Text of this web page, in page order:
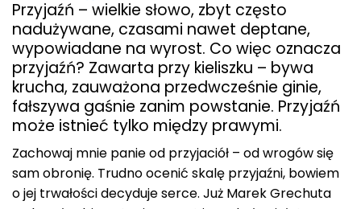
Przyjaźń – wielkie słowo, zbyt często
nadużywane, czasami nawet deptane,
wypowiadane na wyrost. Co więc oznacza
przyjaźń? Zawarta przy kieliszku – bywa
krucha, zauważona przedwcześnie ginie,
fałszywa gaśnie zanim powstanie. Przyjaźń
może istnieć tylko między prawymi.
Zachowaj mnie panie od przyjaciół – od wrogów się
sam obronię. Trudno ocenić skalę przyjaźni, bowiem
o jej trwałości decyduje serce. Już Marek Grechuta